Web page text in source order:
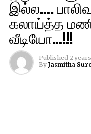
இல்ல….
கலாய்த்த
வீடியோ…!!!
Published 2
By Jasmitha